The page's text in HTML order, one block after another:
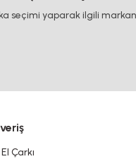
seçimi yaparak ilgili
Çarkı